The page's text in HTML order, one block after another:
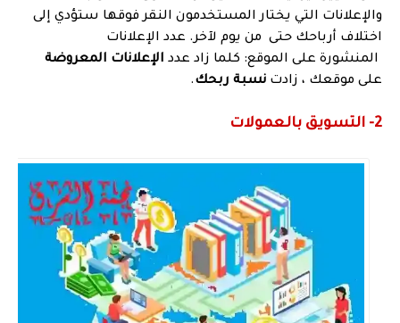
والإعلانات التي يختار المستخدمون النقر فوقها ستؤدي إلى
اختلاف أرباحك حتى من يوم لآخر. عدد الإعلانات
المنشورة على الموقع: كلما زاد عدد الإعلانات المعروضة
على موقعك ، زادت نسبة ربحك.
2- التسويق بالعمولات